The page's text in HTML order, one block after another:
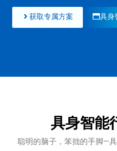
获取专属方案 具身
具身智能
聪明的脑子，笨拙的手脚—